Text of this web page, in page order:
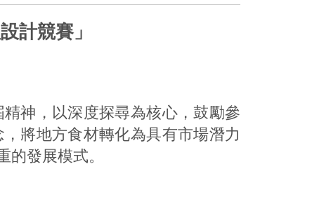
計競賽」
神，以深度探尋為核心，鼓勵參
將地方食材轉化為具有市場潛力
發展模式。